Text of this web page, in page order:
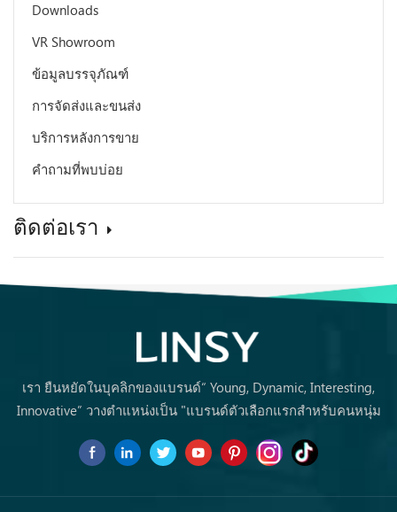
Downloads
VR Showroom
ข้อมูลบรรจุภัณฑ์
การจัดส่งและขนส่ง
บริการหลังการขาย
คำถามที่พบบ่อย
ติดต่อเรา
เรา ยืนหยัดในบุคลิกของแบรนด์“ Young, Dynamic, Interesting,
Innovative” วางตำแหน่งเป็น "แบรนด์ตัวเลือกแรกสำหรับคนหนุ่ม